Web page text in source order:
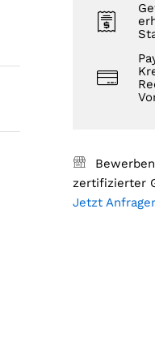
zertifizierter
Jetzt